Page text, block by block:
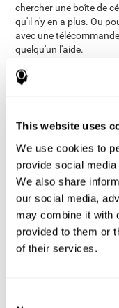
This website uses
We use cookies to
provide social
We also share
our social media,
may combine it with
provided to them or
of their services.
chercher une boîte de
qu'il n'y en a plus. Ou
avec une
quelqu'un l'aide.
Il existe plusieurs
exemples utilisés
quotidien des patients
début de l'information
classe).
Comme se produit la
cherche la stabilité et
Les personnes
renoncer à tout
conduite ou manière de